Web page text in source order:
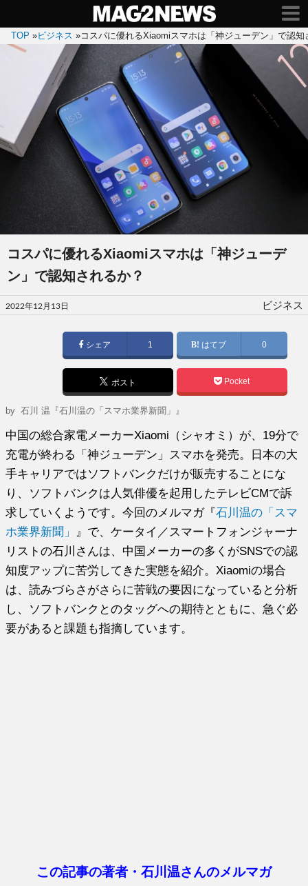
TOP »ビジネス »コスパに優れるXiaomiスマホは「神ジューデン」で認知
コスパに優れるXiaomiスマホは「神ジューデ
ン」で認知されるか？
投
稿
2022年12月13日 ビジネス
シェア 1 はてブ 0
ポスト Pocket
by石川 温『石川温の「スマホ業界新聞」』
中国の総合家電メーカーXiaomi（シャオミ）が、19分で
充電が終わる「神ジューデン」スマホを発売。日本の大
手キャリアではソフトバンクだけが販売することにな
り、ソフトバンクは人気俳優を起用したテレビCMで訴
求していくようです。今回のメルマガ『石川温の「スマ
ホ業界新聞」
』で、ケータイ／スマートフォンジャーナ
リストの石川さんは、中国メーカーの多くがSNSでの認
知度アップに苦労してきた実態を紹介。Xiaomiの場合
は、読みづらさがさらに苦戦の要因になっていると分析
し、ソフトバンクとのタッグへの期待とともに、急ぐ必
要があると課題も指摘しています。
この記事の著者・石川温さんのメルマガ